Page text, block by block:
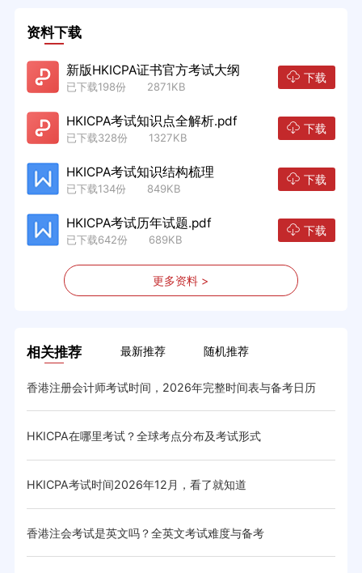
资料下载
新版HKICPA证书官方考试大纲
已下载198份 2871KB
下载
HKICPA考试知识点全解析.pdf
已下载328份 1327KB
下载
HKICPA考试知识结构梳理
已下载134份 849KB
下载
HKICPA考试历年试题.pdf
已下载642份 689KB
下载
更多资料 >
相关推荐 最新推荐 随机推荐
香港注册会计师考试时间，2026年完整时间表与备考日历
HKICPA在哪里考试？全球考点分布及考试形式
HKICPA考试时间2026年12月，看了就知道
香港注会考试是英文吗？全英文考试难度与备考